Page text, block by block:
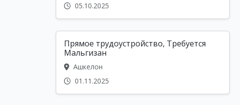
05.10.2025
Прямое трудоустройство, Требуется
Мальгизан
Ашкелон
01.11.2025